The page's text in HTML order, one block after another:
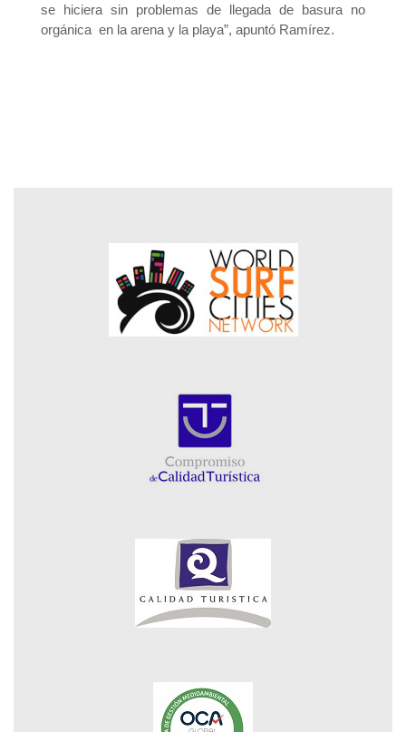
se hiciera sin problemas de llegada de basura no
orgánica en la arena y la playa”, apuntó Ramírez.